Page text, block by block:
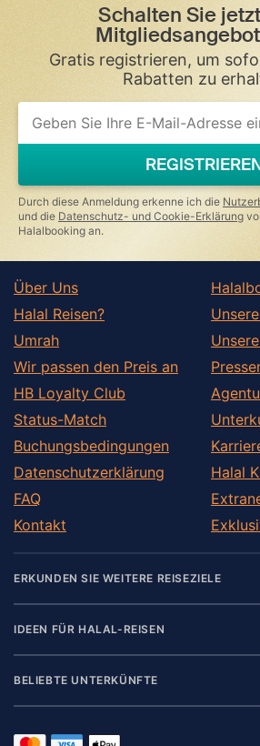
Schalten Sie jetzt
Gratis registrieren, um
Rabatten zu
Durch diese Anmeldung erkenne ich die
und die Datenschutz- und Cookie-Erklärung
Halalbooking an.
Über Uns
Halal Reisen?
Umrah
Wir passen den Preis an
HB Loyalty Club
Status-Match
Buchungsbedingungen
Datenschutzerklärung
FAQ
Kontakt
Halal
ERKUNDEN SIE WEITERE REISEZIELE
IDEEN FÜR HALAL-REISEN
BELIEBTE UNTERKÜNFTE